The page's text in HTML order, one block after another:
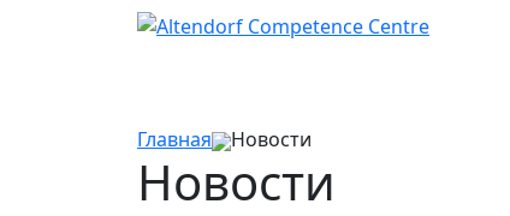
Главная Новости
Новости